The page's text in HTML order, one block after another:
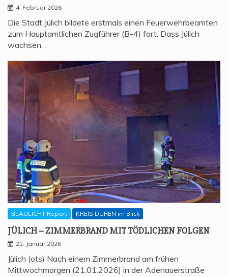
4. Februar 2026
Die Stadt Jülich bildete erstmals einen Feuerwehrbeamten
zum Hauptamtlichen Zugführer (B-4) fort. Dass Jülich
wachsen…
BLAULICHT Report KREIS DÜREN im Blick
JÜLICH – ZIM­MER­BRAND MIT TÖD­LI­CHEN FOLGEN
21. Januar 2026
Jülich (ots) Nach einem Zimmerbrand am frühen
Mittwochmorgen (21.01.2026) in der Adenauerstraße